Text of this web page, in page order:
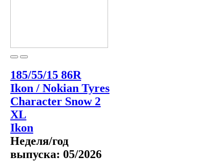
185/55/15 86R
Ikon / Nokian Tyres
Character Snow 2
XL
Ikon
Неделя/год
выпуска: 05/2026